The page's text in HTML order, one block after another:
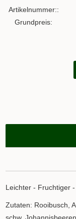
Artikelnummer::
Grundpreis:
Leichter - Fruchtiger
Zutaten: Rooibusch,